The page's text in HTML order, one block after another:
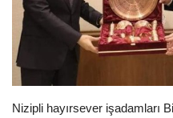
EĞİTİM
Resmiilan
Nizipli hayırsever işadamları